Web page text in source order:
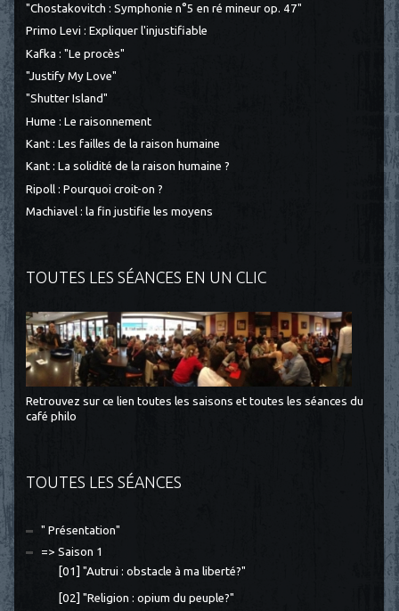
"Chostakovitch : Symphonie n°5 en ré mineur op. 47"
Primo Levi : Expliquer l'injustifiable
Kafka : "Le procès"
"Justify My Love"
"Shutter Island"
Hume : Le raisonnement
Kant : Les failles de la raison humaine
Kant : La solidité de la raison humaine ?
Ripoll : Pourquoi croit-on ?
Machiavel : la fin justifie les moyens
TOUTES LES SÉANCES EN UN CLIC
Retrouvez sur ce lien toutes les saisons et toutes les séances du
café philo
TOUTES LES SÉANCES
" Présentation"
=> Saison 1
[01] "Autrui : obstacle à ma liberté?"
[02] "Religion : opium du peuple?"